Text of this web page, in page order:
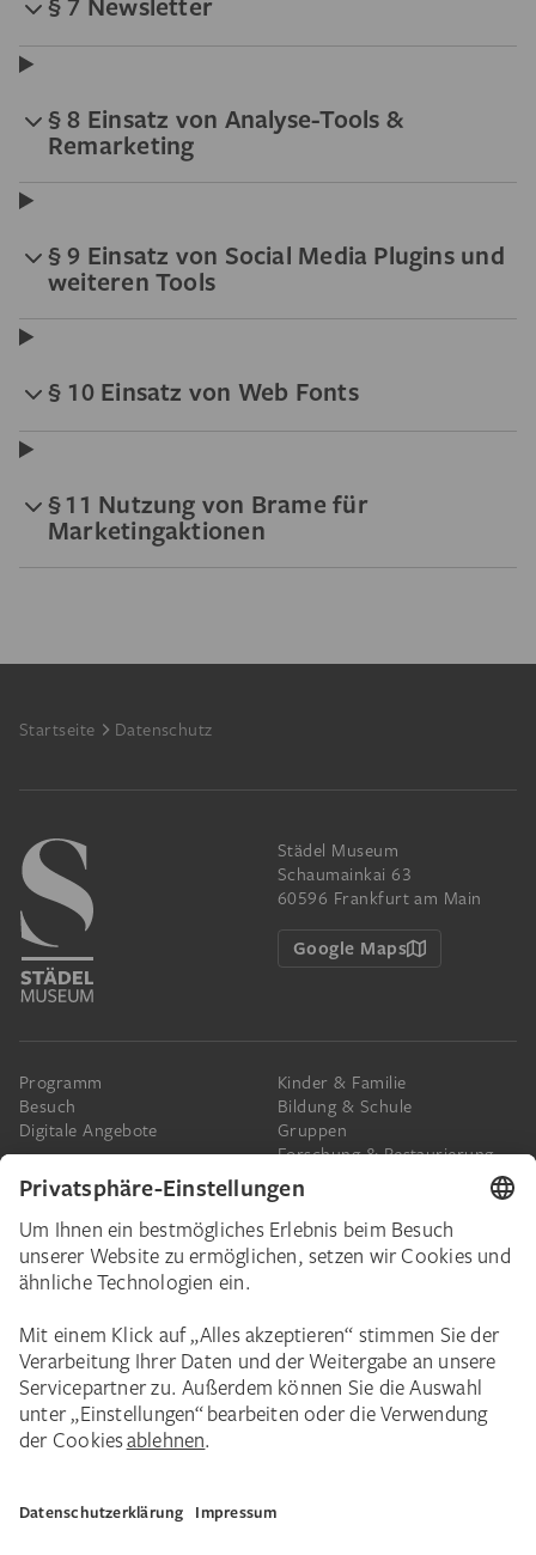
§ 8 Einsatz von Analyse-Tools &
Remarketing
§ 9 Einsatz von Social Media Plugins und
weiteren Tools
§ 10 Einsatz von Web Fonts
§ 11 Nutzung von Brame für
Marketingaktionen
Footer
Startseite Datenschutz
Städel Museum
Schaumainkai 63
60596 Frankfurt am Main
Google Maps
Programm
Besuch
Digitale Angebote
Kinder & Familie
Bildung & Schule
Gruppen
Forschung & Restaurierung
Presse
Das Städel
Spenden
Schenkungen & Nachlass
Corporate Events
Städelverein
Karriere
Städel Stories
Newsletter